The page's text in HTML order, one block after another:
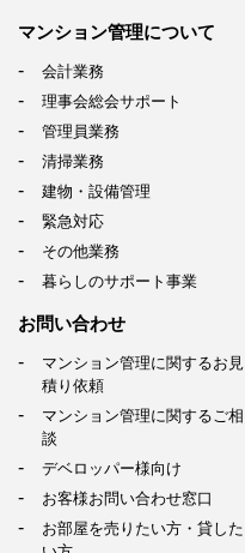
マンション管理について
会計業務
理事会総会サポート
管理員業務
清掃業務
建物・設備管理
緊急対応
その他業務
暮らしのサポート事業
お問い合わせ
マンション管理に関するお見
積り依頼
マンション管理に関するご相
談
デベロッパー様向け
お客様お問い合わせ窓口
お部屋を売りたい方・貸した